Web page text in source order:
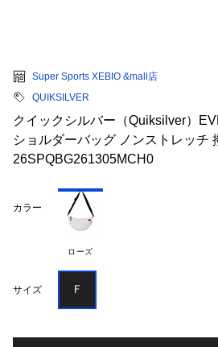
Super Sports XEBIO &mall店
QUIKSILVER
クイックシルバー（Quiksilver）
ショルダーバッグ ノンストレッチ
26SPQBG261305MCH0
カラー
ローズ
サイズ Ｆ